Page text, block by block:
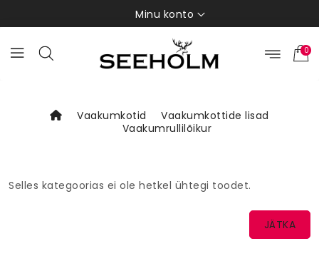
Minu konto
0
Vaakumkotid
Vaakumkottide lisad
Vaakumrullilõikur
Selles kategoorias ei ole hetkel ühtegi toodet.
JÄTKA